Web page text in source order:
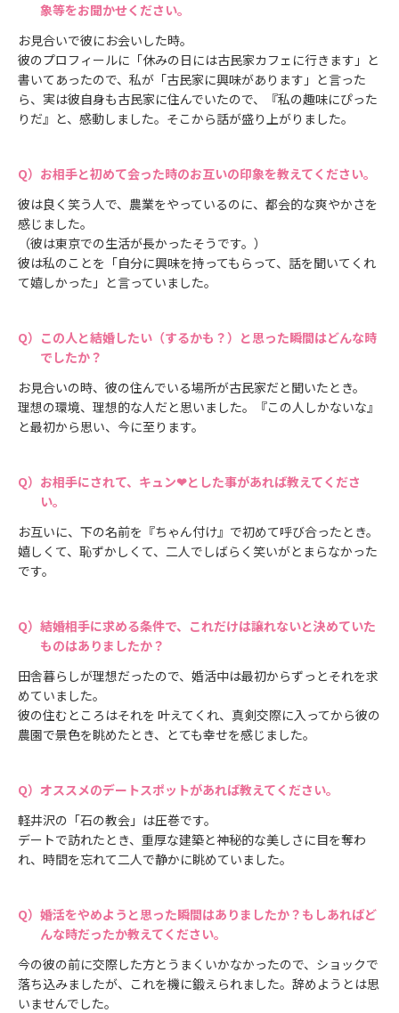
象等をお聞かせください。
お見合いで彼にお会いした時。
彼のプロフィールに「休みの日には古民家カフェに行きます」と
書いてあったので、私が「古民家に興味があります」と言った
ら、実は彼自身も古民家に住んでいたので、『私の趣味にぴった
りだ』と、感動しました。そこから話が盛り上がりました。
お相手と初めて会った時のお互いの印象を教えてください。
彼は良く笑う人で、農業をやっているのに、都会的な爽やかさを
感じました。
（彼は東京での生活が長かったそうです。）
彼は私のことを「自分に興味を持ってもらって、話を聞いてくれ
て嬉しかった」と言っていました。
この人と結婚したい（するかも？）と思った瞬間はどんな時
でしたか？
お見合いの時、彼の住んでいる場所が古民家だと聞いたとき。
理想の環境、理想的な人だと思いました。『この人しかないな』
と最初から思い、今に至ります。
お相手にされて、キュン❤とした事があれば教えてくださ
い。
お互いに、下の名前を『ちゃん付け』で初めて呼び合ったとき。
嬉しくて、恥ずかしくて、二人でしばらく笑いがとまらなかった
です。
結婚相手に求める条件で、これだけは譲れないと決めていた
ものはありましたか？
田舎暮らしが理想だったので、婚活中は最初からずっとそれを求
めていました。
彼の住むところはそれを 叶えてくれ、真剣交際に入ってから彼の
農園で景色を眺めたとき、とても幸せを感じました。
オススメのデートスポットがあれば教えてください。
軽井沢の「石の教会」は圧巻です。
デートで訪れたとき、重厚な建築と神秘的な美しさに目を奪わ
れ、時間を忘れて二人で静かに眺めていました。
婚活をやめようと思った瞬間はありましたか？もしあればど
んな時だったか教えてください。
今の彼の前に交際した方とうまくいかなかったので、ショックで
落ち込みましたが、これを機に鍛えられました。辞めようとは思
いませんでした。